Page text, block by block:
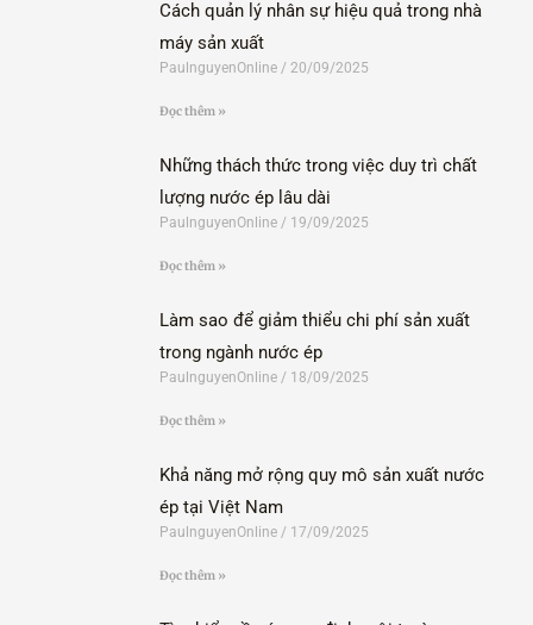
Cách quản lý nhân sự hiệu quả trong nhà
máy sản xuất
PaulnguyenOnline 20/09/2025
Đọc thêm »
Những thách thức trong việc duy trì chất
lượng nước ép lâu dài
PaulnguyenOnline 19/09/2025
Đọc thêm »
Làm sao để giảm thiểu chi phí sản xuất
trong ngành nước ép
PaulnguyenOnline 18/09/2025
Đọc thêm »
Khả năng mở rộng quy mô sản xuất nước
ép tại Việt Nam
PaulnguyenOnline 17/09/2025
Đọc thêm »